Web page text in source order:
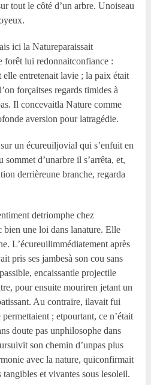
tout le côté d’un arbre. Unoiseau
ici la Natureparaissait
forêt lui redonnaitconfiance :
elle entretenait lavie ; la paix était
forçaitses regards timides à
Il concevaitla Nature comme
aversion pour latragédie.
un écureuiljovial qui s’enfuit en
d’unarbre il s’arrêta, et,
derrièreune branche, regarda
detriomphe chez
bien une loi dans lanature. Elle
L’écureuilimmédiatement après
pris ses jambesà son cou sans
encaissantle projectile
pour ensuite mouriren jetant un
Au contraire, ilavait fui
; etpourtant, ce n’était
doute pas unphilosophe dans
son chemin d’unpas plus
avec la nature, quiconfirmait
et vivantes sous lesoleil.